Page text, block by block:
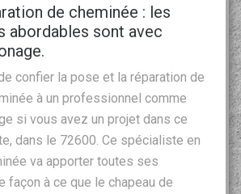
de cheminée : les
abordables sont avec
confier la pose et la réparation de
à un professionnel comme
si vous avez un projet dans ce
dans le 72600. Ce spécialiste en
va apporter toutes ses
façon à ce que le chapeau de